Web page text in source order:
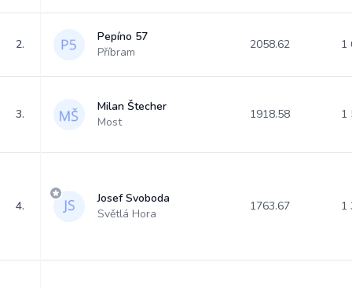
2.
Pepíno 57
Příbram
2058.62 1
3.
Milan Štecher
Most
1918.58 1
4.
Josef Svoboda
Světlá Hora
1763.67 1